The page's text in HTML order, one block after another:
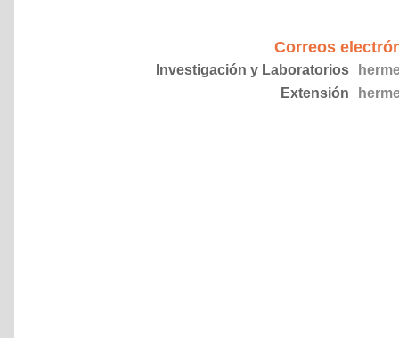
Correos
Investigación y Laboratorios
Extensión